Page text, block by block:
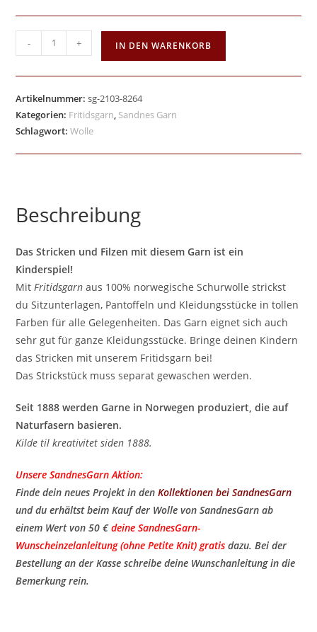
- + IN DEN WARENKORB
Artikelnummer:sg-2103-8264
Kategorien: Fritidsgarn, Sandnes Garn
Schlagwort:Wolle
Beschreibung
Das Stricken und Filzen mit diesem Garn ist ein
Kinderspiel!
MitFritidsgarn aus 100% norwegische Schurwolle strickst
du Sitzunterlagen, Pantoffeln und Kleidungsstücke in tollen
Farben für alle Gelegenheiten. Das Garn eignet sich auch
sehr gut für ganze Kleidungsstücke. Bringe deinen Kindern
das Stricken mit unserem Fritidsgarn bei!
Das Strickstück muss separat gewaschen werden.
Seit 1888 werden Garne in Norwegen produziert, die auf
Naturfasern basieren.
Kilde til kreativitet siden 1888.
Unsere SandnesGarn Aktion:
Finde dein neues Projekt in denKollektionen bei SandnesGarn
und du erhältst beim Kauf der Wolle von SandnesGarn ab
einem Wert von 50 €deine SandnesGarn-
Wunscheinzelanleitung (ohne Petite Knit) gratis ​ dazu. Bei der
Bestellung an der Kasse schreibe deine Wunschanleitung in die
Bemerkung rein.